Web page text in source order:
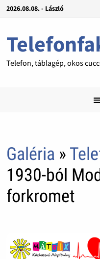
2026.08.08. - László
Telefon, táblagép, okos
Galéria »
1930-ból
forkromet